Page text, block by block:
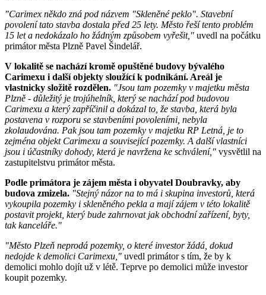
"Carimex někdo zná pod názvem "Skleněné peklo". Stavební
povolení tato stavba dostala před 25 lety. Město řeší tento problém
15 let a nedokázalo ho žádným způsobem vyřešit," uvedl na počátku
primátor města Plzně Pavel Šindelář.
V lokalitě se nachází kromě opuštěné budovy bývalého
Carimexu i další objekty sloužící k podnikání. Areál je
vlastnicky složitě rozdělen. "Jsou tam pozemky v majetku města
Plzně - důležitý je trojúhelník, který se nachází pod budovou
Carimexu a který zapříčinil a dokázal to, že stavba, která byla
postavena v rozporu se stavbeními povoleními, nebyla
zkolaudována. Pak jsou tam pozemky v majetku RP Letná, je to
zejména objekt Carimexu a související pozemky. A další vlastníci
jsou i účastníky dohody, která je navržena ke schválení," vysvětlil na
zastupitelstvu primátor města.
Podle primátora je zájem města i obyvatel Doubravky, aby
budova zmizela. "Stejný názor na to má i skupina investorů, která
vykoupila pozemky i skleněného pekla a mají zájem v této lokalitě
postavit projekt, který bude zahrnovat jak obchodní zařízení, byty,
tak kanceláře."
"Město Plzeň neprodá pozemky, o které investor žádá, dokud
nedojde k demolici Carimexu," uvedl primátor s tím, že by k
demolici mohlo dojít už v létě. Teprve po demolici může investor
koupit pozemky.